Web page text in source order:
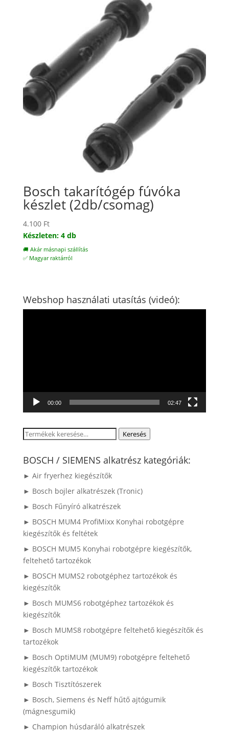
Bosch takarítógép fúvóka
készlet (2db/csomag)
4.100 Ft
Készleten: 4 db
🚚 Akár másnapi szállítás
✅ Magyar raktárról
Webshop használati utasítás (videó):
00:00 02:47
Keresés
következőre:
Keresés
BOSCH / SIEMENS alkatrész kategóriák:
► Air fryerhez kiegészítők
► Bosch bojler alkatrészek (Tronic)
► Bosch Fűnyíró alkatrészek
► BOSCH MUM4 ProfiMixx Konyhai robotgépre
kiegészítők és feltétek
► BOSCH MUM5 Konyhai robotgépre kiegészítők,
feltehető tartozékok
► BOSCH MUMS2 robotgéphez tartozékok és
kiegészítők
► Bosch MUMS6 robotgéphez tartozékok és
kiegészítők
► Bosch MUMS8 robotgépre feltehető kiegészítők és
tartozékok
► Bosch OptiMUM (MUM9) robotgépre feltehető
kiegészítők tartozékok
► Bosch Tisztítószerek
► Bosch, Siemens és Neff hűtő ajtógumik
(mágnesgumik)
► Champion húsdaráló alkatrészek